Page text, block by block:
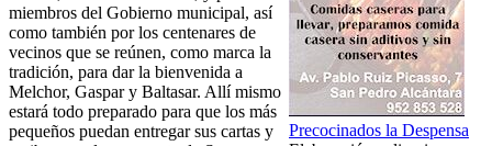
Precocinados la Despensa
miembros del Gobierno municipal, así
como también por los centenares de
vecinos que se reúnen, como marca la
tradición, para dar la bienvenida a
Melchor, Gaspar y Baltasar. Allí mismo
estará todo preparado para que los más
pequeños puedan entregar sus cartas y